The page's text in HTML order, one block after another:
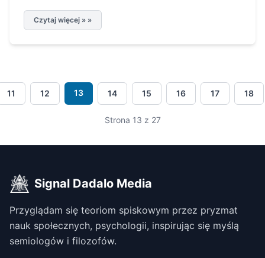
Czytaj więcej » »
11 12 13 14 15 16 17 18
Strona 13 z 27
Signal Dadalo Media
Przyglądam się teoriom spiskowym przez pryzmat
nauk społecznych, psychologii, inspirując się myślą
semiologów i filozofów.